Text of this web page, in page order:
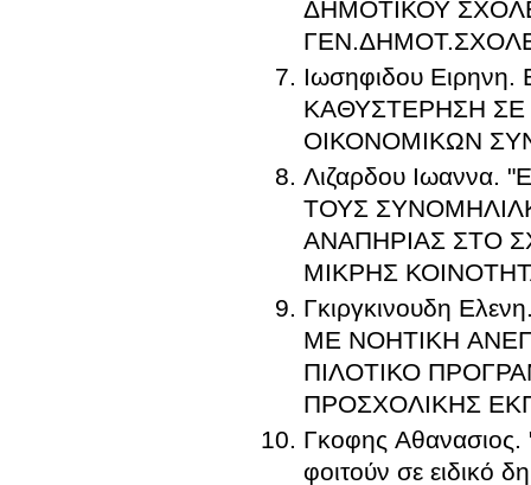
ΔΗΜΟΤΙΚΟΥ
Ιωσηφιδου
ΚΑΘΥΣΤΕΡΗΣΗ ΣΕ
ΟΙΚΟΝΟΜΙΚΩΝ
Λιζαρδου
ΤΟΥΣ
ΑΝΑΠΗΡΙΑΣ ΣΤΟ
ΜΙΚΡΗΣ
Γκιργκινουδη
ΜΕ ΝΟΗΤΙΚΗ
ΠΙΛΟΤΙΚΟ
ΠΡΟΣΧΟΛΙΚΗΣ
Γκοφης Αθανασιος.
φοιτούν σε ειδικό